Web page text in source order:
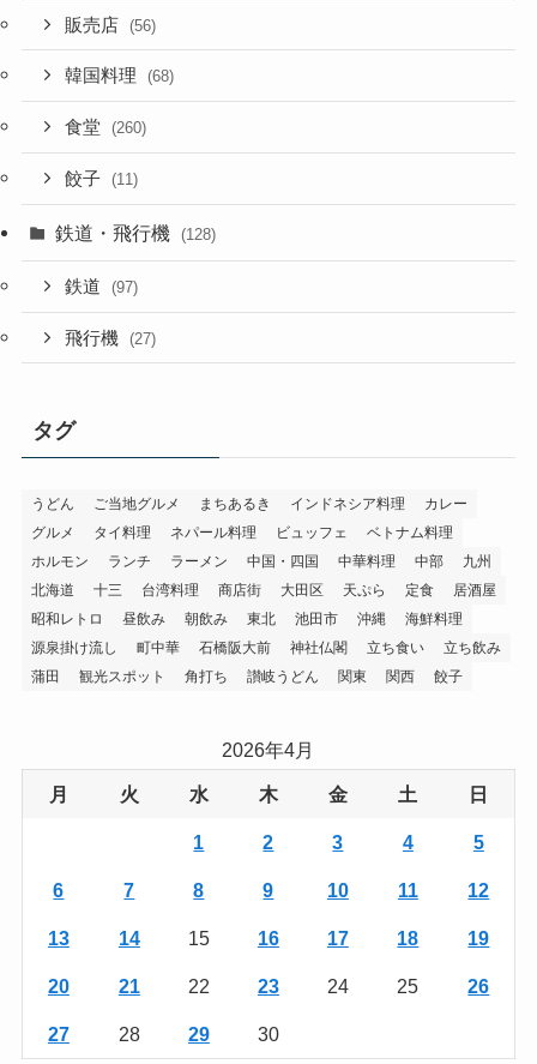
販売店 (56)
韓国料理 (68)
食堂 (260)
餃子 (11)
鉄道・飛行機 (128)
鉄道 (97)
飛行機 (27)
タグ
うどん ご当地グルメ まちあるき インドネシア料理
カレー
グルメ
タイ料理 ネパール料理 ビュッフェ
ベトナム料理
ホルモン
ランチ ラーメン 中国・四国 中華料理 中部
九州
北海道
十三 台湾料理 商店街 大田区 天ぷら 定食
居酒屋
昭和レトロ
昼飲み 朝飲み 東北 池田市 沖縄
海鮮料理
源泉掛け流し
町中華 石橋阪大前 神社仏閣 立ち食い
立ち飲み
蒲田
観光スポット 角打ち 讃岐うどん 関東 関西 餃子
2026年4月
月 火 水 木 金 土 日
1 2 3 4 5
6 7 8 9 10 11 12
13 14 15 16 17 18 19
20 21 22 23 24 25 26
27 28 29 30